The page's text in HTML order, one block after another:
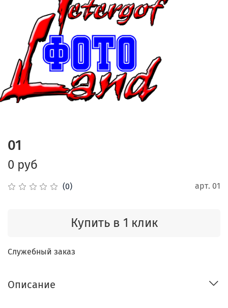
(0) арт. 01
01
0 руб
Купить в 1 клик
Служебный заказ
Описание